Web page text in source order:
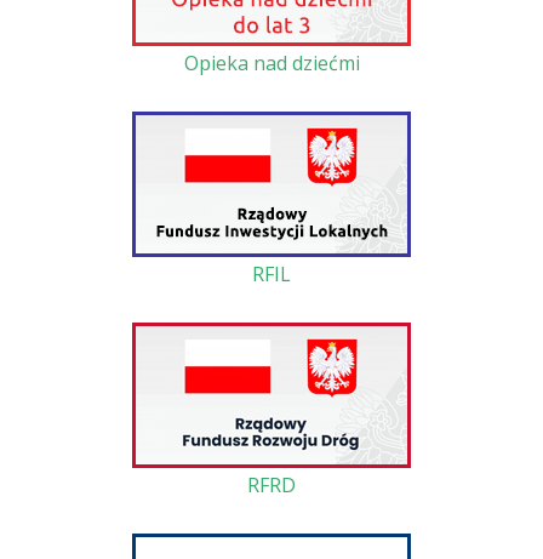
Opieka nad dziećmi
RFIL
RFRD